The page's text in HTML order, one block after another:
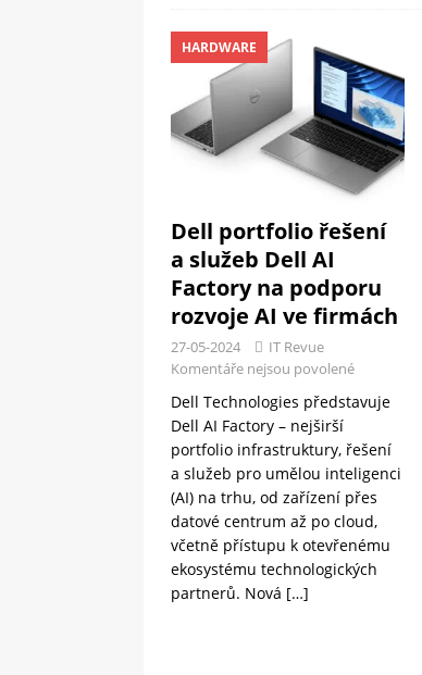
HARDWARE
Dell portfolio řešení
a služeb Dell AI
Factory na podporu
rozvoje AI ve firmách
27-05-2024
IT Revue
Komentáře nejsou povolené
Dell Technologies představuje
Dell AI Factory – nejširší
portfolio infrastruktury, řešení
a služeb pro umělou inteligenci
(AI) na trhu, od zařízení přes
datové centrum až po cloud,
včetně přístupu k otevřenému
ekosystému technologických
partnerů. Nová […]